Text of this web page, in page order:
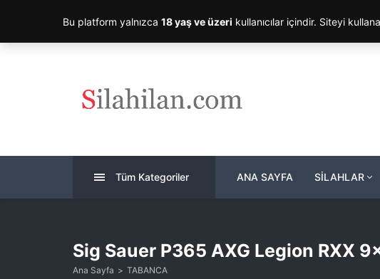
Tüm Kategoriler ANA SAYFA SİLAHLAR
Sig Sauer P365 AXG Legion RXX
Ana Sayfa TABANCA
Bu platform yalnızca 18 yaş ve üzeri kullanıcılar içindir. Siteyi